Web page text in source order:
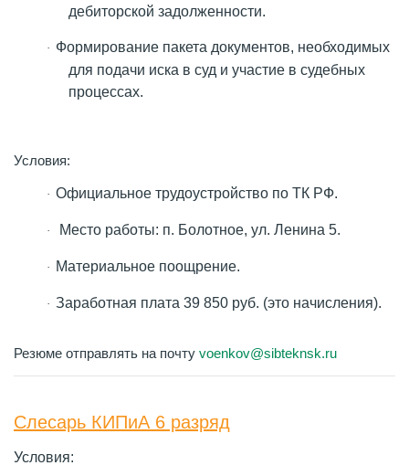
дебиторской задолженности.
· Формирование пакета документов, необходимых
для подачи иска в суд и участие в судебных
процессах.
Условия:
· Официальное трудоустройство по ТК РФ.
· Место работы: п. Болотное, ул. Ленина 5.
· Материальное поощрение.
· Заработная плата 39 850 руб. (это начисления).
Резюме отправлять на почту voenkov@sibteknsk.ru
Слесарь КИПиА 6 разряд
Условия: